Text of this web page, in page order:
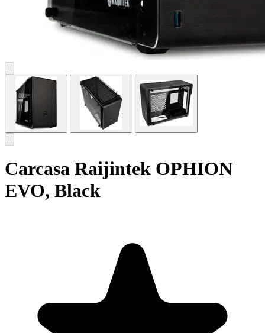
Carcasa Raijintek OPHION
EVO, Black